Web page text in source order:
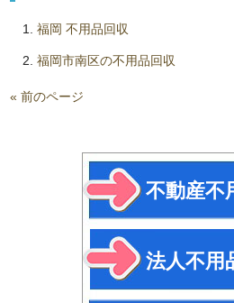
福岡 不用品回収
福岡市南区の不用品回収
« 前のページ
不動産不
法人不用